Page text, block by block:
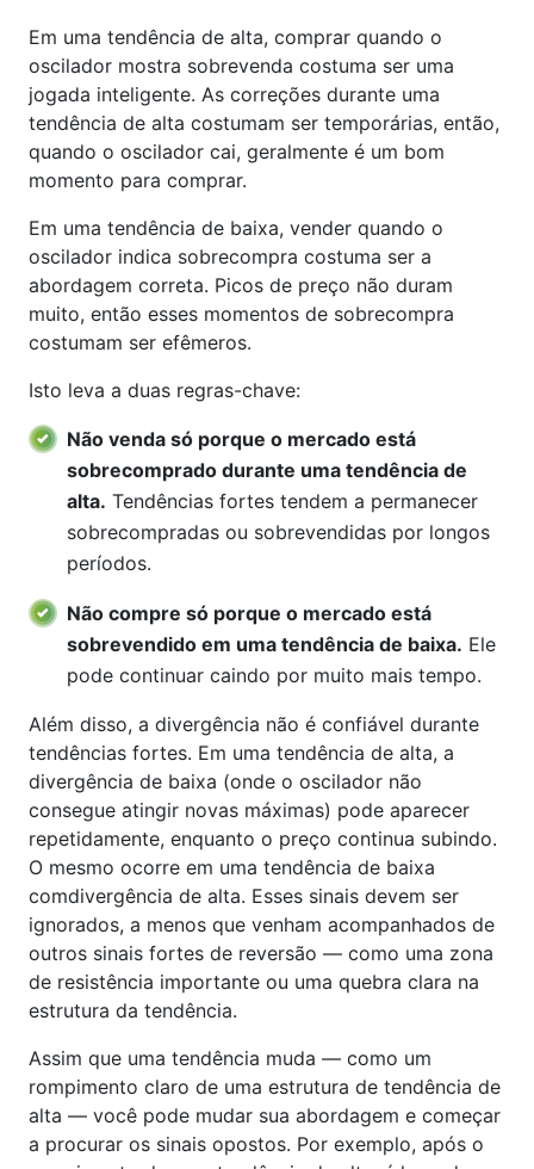
Em uma tendência de alta, comprar quando o
oscilador mostra sobrevenda costuma ser uma
jogada inteligente. As correções durante uma
tendência de alta costumam ser temporárias, então,
quando o oscilador cai, geralmente é um bom
momento para comprar.
Em uma tendência de baixa, vender quando o
oscilador indica sobrecompra costuma ser a
abordagem correta. Picos de preço não duram
muito, então esses momentos de sobrecompra
costumam ser efêmeros.
Isto leva a duas regras-chave:
Não venda só porque o mercado está
sobrecomprado durante uma tendência de
alta. Tendências fortes tendem a permanecer
sobrecompradas ou sobrevendidas por longos
períodos.
Não compre só porque o mercado está
sobrevendido em uma tendência de baixa. Ele
pode continuar caindo por muito mais tempo.
Além disso, a divergência não é confiável durante
tendências fortes. Em uma tendência de alta, a
divergência de baixa (onde o oscilador não
consegue atingir novas máximas) pode aparecer
repetidamente, enquanto o preço continua subindo.
O mesmo ocorre em uma tendência de baixa
comdivergência de alta. Esses sinais devem ser
ignorados, a menos que venham acompanhados de
outros sinais fortes de reversão — como uma zona
de resistência importante ou uma quebra clara na
estrutura da tendência.
Assim que uma tendência muda — como um
rompimento claro de uma estrutura de tendência de
alta — você pode mudar sua abordagem e começar
a procurar os sinais opostos. Por exemplo, após o